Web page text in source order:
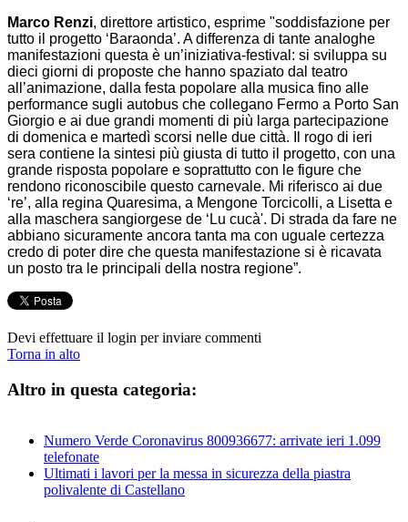
Marco Renzi, direttore artistico, esprime "soddisfazione per
tutto il progetto ‘Baraonda’. A differenza di tante analoghe
manifestazioni questa è un’iniziativa-festival: si sviluppa su
dieci giorni di proposte che hanno spaziato dal teatro
all’animazione, dalla festa popolare alla musica fino alle
performance sugli autobus che collegano Fermo a Porto San
Giorgio e ai due grandi momenti di più larga partecipazione
di domenica e martedì scorsi nelle due città. Il rogo di ieri
sera contiene la sintesi più giusta di tutto il progetto, con una
grande risposta popolare e soprattutto con le figure che
rendono riconoscibile questo carnevale. Mi riferisco ai due
‘re’, alla regina Quaresima, a Mengone Torcicolli, a Lisetta e
alla maschera sangiorgese de ‘Lu cucà'. Di strada da fare ne
abbiano sicuramente ancora tanta ma con uguale certezza
credo di poter dire che questa manifestazione si è ricavata
un posto tra le principali della nostra regione”.
Devi effettuare il login per inviare commenti
Torna in alto
Altro in questa categoria:
Numero Verde Coronavirus 800936677: arrivate ieri 1.099
telefonate
Ultimati i lavori per la messa in sicurezza della piastra
polivalente di Castellano